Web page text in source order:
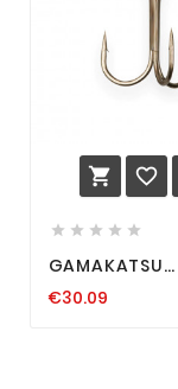
 
    
GAMAKATSU
BRÜNIERT
€30.09